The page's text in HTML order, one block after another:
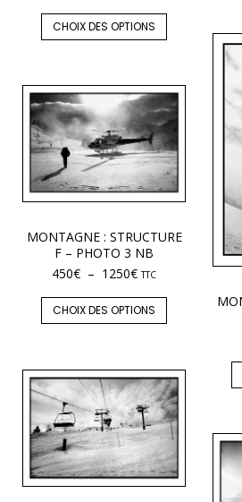
CHOIX DES OPTIONS
MONTAGNE : STRUCTURE
F – PHOTO 3 NB
450€ – 1250€ TTC
CHOIX DES OPTIONS